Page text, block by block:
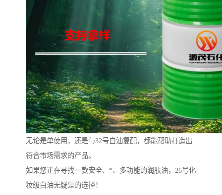
无论是单使用，还是与32号白油复配，都能帮助打造出
符合市场需求的产品。
如果您正在寻找一款安全、*、多功能的润肤油，26号化
妆级白油无疑是的选择！